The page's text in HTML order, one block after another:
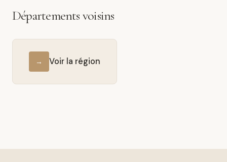
Départements voisins
→ Voir la région